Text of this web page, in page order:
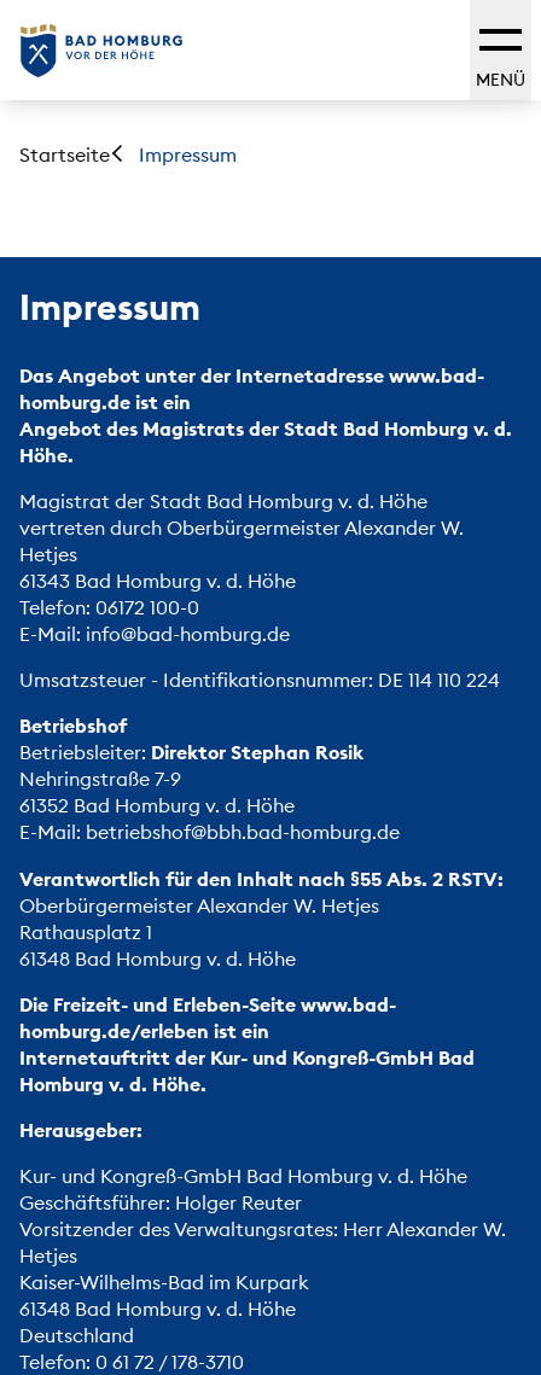
MENÜ
Startseite Impressum
Impressum
Das Angebot unter der Internetadresse www.bad-
homburg.de ist ein
Angebot des Magistrats der Stadt Bad Homburg v. d.
Höhe.
Magistrat der Stadt Bad Homburg v. d. Höhe
vertreten durch Oberbürgermeister Alexander W.
Hetjes
61343 Bad Homburg v. d. Höhe
Telefon: 06172 100-0
E-Mail: info@bad-homburg.de
Umsatzsteuer - Identifikationsnummer: DE 114 110 224
Betriebshof
Betriebsleiter: Direktor Stephan Rosik
Nehringstraße 7-9
61352 Bad Homburg v. d. Höhe
E-Mail: betriebshof@bbh.bad-homburg.de
Verantwortlich für den Inhalt nach §55 Abs. 2 RSTV:
Oberbürgermeister Alexander W. Hetjes
Rathausplatz 1
61348 Bad Homburg v. d. Höhe
Die Freizeit- und Erleben-Seite www.bad-
homburg.de/erleben ist ein
Internetauftritt der Kur- und Kongreß-GmbH Bad
Homburg v. d. Höhe.
Herausgeber:
Kur- und Kongreß-GmbH Bad Homburg v. d. Höhe
Geschäftsführer: Holger Reuter
Vorsitzender des Verwaltungsrates: Herr Alexander W.
Hetjes
Kaiser-Wilhelms-Bad im Kurpark
61348 Bad Homburg v. d. Höhe
Deutschland
Telefon: 0 61 72 / 178-3710